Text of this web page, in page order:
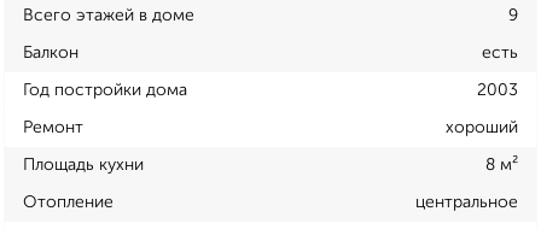
Всего этажей в доме 9
Балкон есть
Год постройки дома 2003
Ремонт хороший
Площадь кухни 8 м²
Отопление центральное